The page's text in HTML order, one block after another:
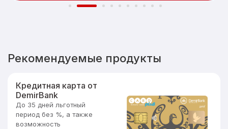
Рекомендуемые продукты
Кредитная карта от
DemirBank
До 35 дней льготный
период без %, а также
возможность